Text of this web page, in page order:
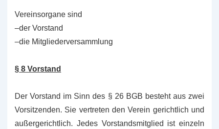
Vereinsorgane sind
–der Vorstand
–die Mitgliederversammlung
§ 8 Vorstand
Der Vorstand im Sinn des § 26 BGB besteht aus zwei
Vorsitzenden. Sie vertreten den Verein gerichtlich und
außergerichtlich. Jedes Vorstandsmitglied ist einzeln